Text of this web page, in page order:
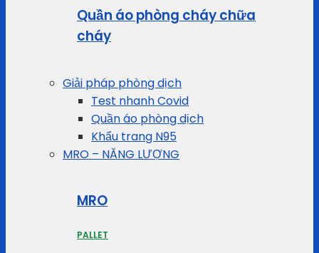
Quần áo phòng cháy chữa
cháy
Giải pháp phòng dịch
Test nhanh Covid
Quần áo phòng dịch
Khẩu trang N95
MRO – NĂNG LƯỢNG
MRO
PALLET